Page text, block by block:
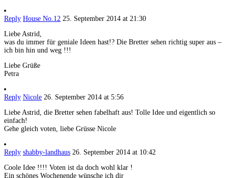
Reply House No.12 25. September 2014 at 21:30
Liebe Astrid,
was du immer für geniale Ideen hast!? Die Bretter sehen richtig super aus –
ich bin hin und weg !!!
Liebe Grüße
Petra
Reply Nicole 26. September 2014 at 5:56
Liebe Astrid, die Bretter sehen fabelhaft aus! Tolle Idee und eigentlich so
einfach!
Gehe gleich voten, liebe Grüsse Nicole
Reply shabby-landhaus 26. September 2014 at 10:42
Coole Idee !!!! Voten ist da doch wohl klar !
Ein schönes Wochenende wünsche ich dir